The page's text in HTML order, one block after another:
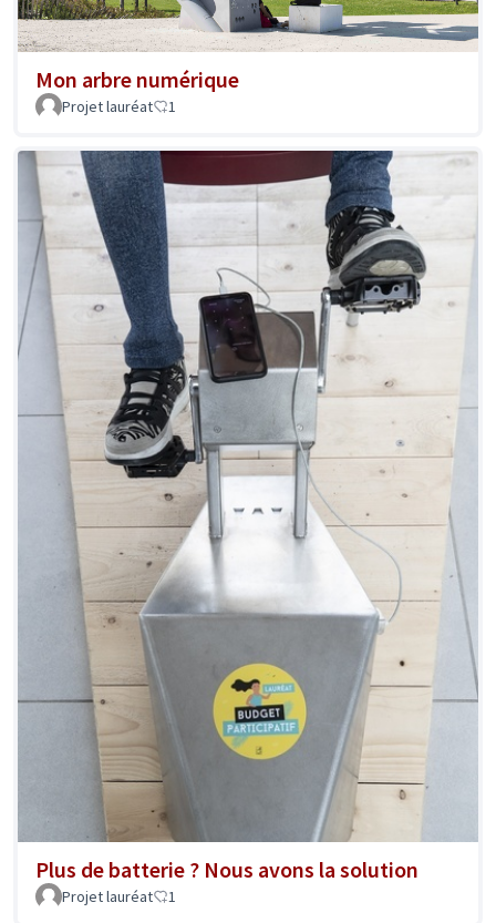
Mon arbre numérique
Projet lauréat 1
Plus de batterie ? Nous avons la solution
Projet lauréat 1